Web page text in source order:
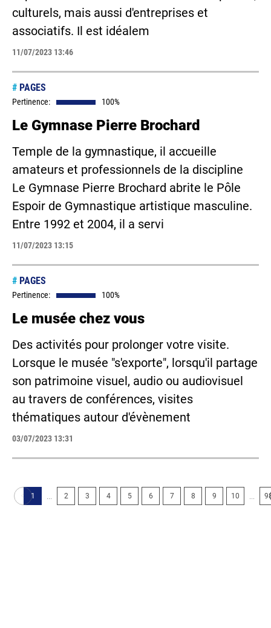
culturels, mais aussi d'entreprises et
associatifs. Il est idéalem
11/07/2023 13:46
# PAGES
Pertinence: 100%
Le Gymnase Pierre Brochard
Temple de la gymnastique, il accueille
amateurs et professionnels de la discipline
Le Gymnase Pierre Brochard abrite le Pôle
Espoir de Gymnastique artistique masculine.
Entre 1992 et 2004, il a servi
11/07/2023 13:15
# PAGES
Pertinence: 100%
Le musée chez vous
Des activités pour prolonger votre visite.
Lorsque le musée "s'exporte", lorsqu'il partage
son patrimoine visuel, audio ou audiovisuel
au travers de conférences, visites
thématiques autour d'évènement
03/07/2023 13:31
1 2 3 4 5 6 7 8 9 10